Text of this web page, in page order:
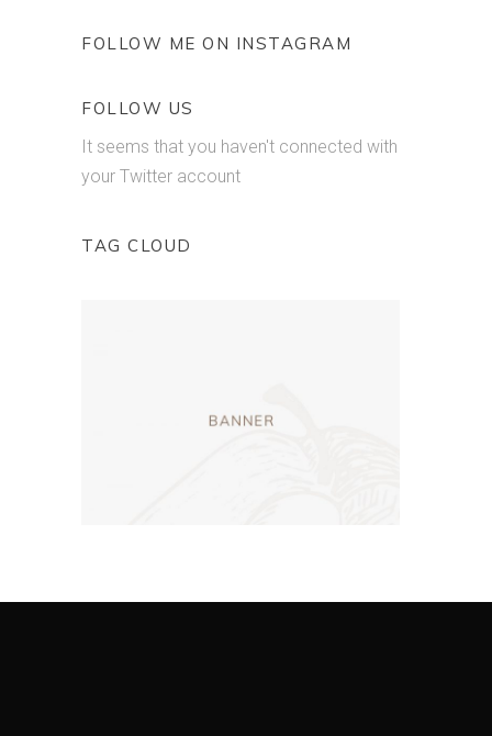
FOLLOW ME ON INSTAGRAM
FOLLOW US
It seems that you haven't connected with
your Twitter account
TAG CLOUD